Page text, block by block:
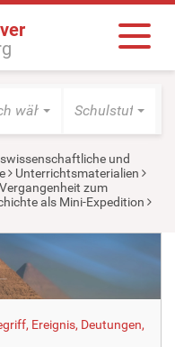
wählen Schulstufe
und
Unterrichtsmaterialien
zum
als Mini-Expedition
Ereignis, Deutungen,